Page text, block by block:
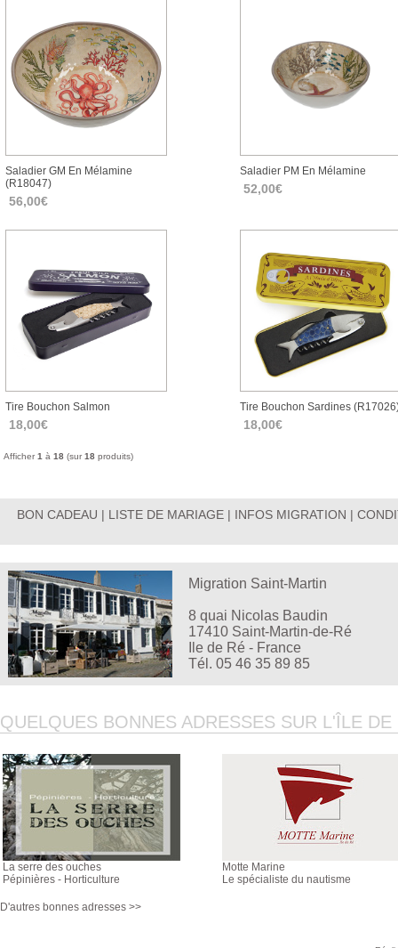
Saladier GM En Mélamine
(r18047)
56,00€
Saladier PM En Mélamine
52,00€
Tire Bouchon Salmon
18,00€
Tire Bouchon Sardines
18,00€
Afficher 1 à 18 (sur 18 produits)
BON CADEAU | LISTE DE MARIAGE| INFOS MIGRATION |
Migration Saint-Martin
8 quai Nicolas Baudin
17410 Saint-Martin-de-Ré
Ile de Ré - France
Tél. 05 46 35 89 85
QUELQUES BONNES ADRESSES SUR L'ÎLE DE
La serre des ouches
Pépinières - Horticulture
Motte Marine
Le spécialiste du nautisme
D'autres bonnes adresses >>